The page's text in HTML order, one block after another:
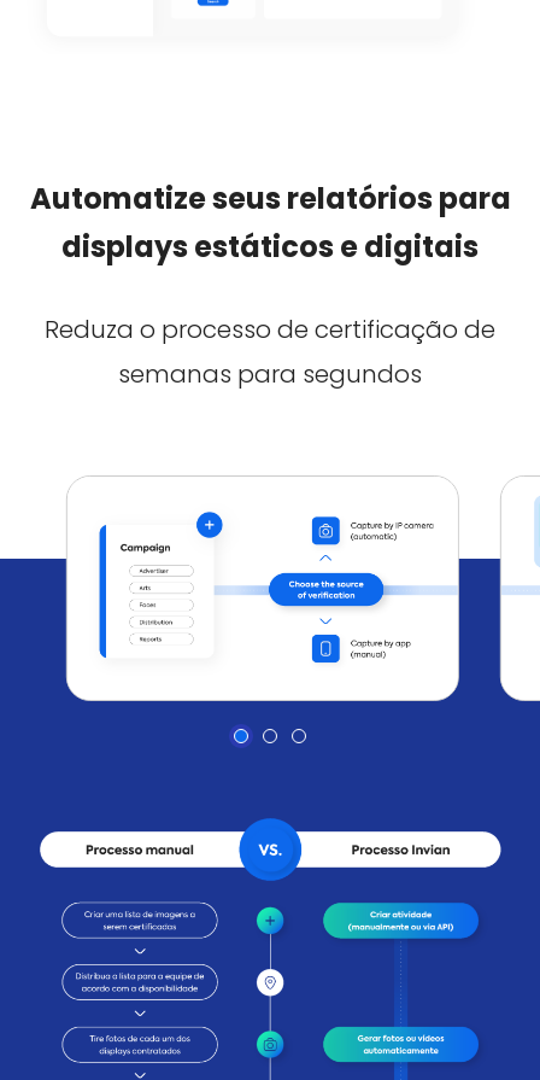
Automatize seus relatórios para
displays estáticos e digitais
Reduza o processo de certificação de
semanas para segundos